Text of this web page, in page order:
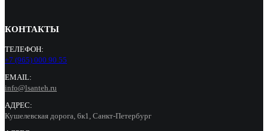
КОНТАКТЫ
ТЕЛЕФОН:
+7 (965) 000 90 55
EMAIL:
info@lsanteh.ru
АДРЕС:
Кушелевская дорога, 6к1, Санкт-Петербург